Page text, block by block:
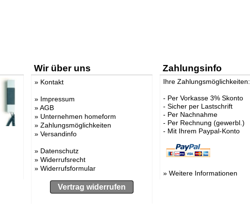
Wir über uns
» Kontakt
» Impressum
»AGB
» Unternehmen homeform
» Zahlungsmöglichkeiten
» Versandinfo
» Datenschutz
» Widerrufsrecht
» Widerrufsformular
Vertrag widerrufen
Zahlungsinfo
Ihre Zahlungsmöglichkeiten:
- Per Vorkasse 3% Skonto
- Sicher per Lastschrift
- Per Nachnahme
- Per Rechnung (gewerbl.)
- Mit Ihrem Paypal-Konto
»Weitere Informationen